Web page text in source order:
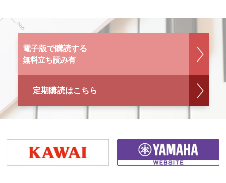
電子版で購読する
無料立ち読み有
定期購読はこちら